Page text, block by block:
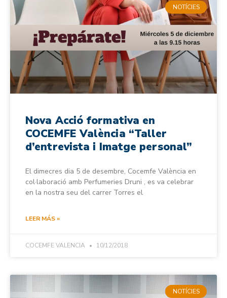
NOTÍCIES
Nova Acció formativa en
COCEMFE València “Taller
d’entrevista i Imatge personal”
El dimecres dia 5 de desembre, Cocemfe València en
col·laboració amb Perfumeries Druni , es va celebrar
en la nostra seu del carrer Torres el
LEER MÁS »
COCEMFE VALENCIA 10/12/2018
NOTÍCIES